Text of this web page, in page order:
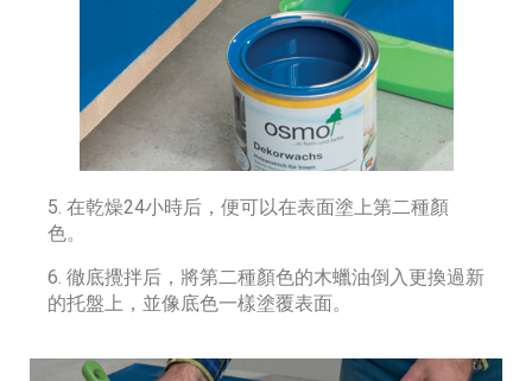
5. 在乾燥24小時后，便可以在表面塗上第二種顏
色。
6. 徹底攪拌后，將第二種顏色的木蠟油倒入更換過新
的托盤上，並像底色一樣塗覆表面。